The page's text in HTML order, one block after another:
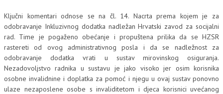
Ključni komentari odnose se na čl. 14. Nacrta prema kojem je za
odobravanje Inkluzivnog dodatka nadležan Hrvatski zavod za socijalni
rad. Time je pogaženo obećanje i propuštena prilika da se HZSR
rastereti od ovog administrativnog posla i da se nadležnost za
odobravanje dodatka vrati u sustav mirovinskog osiguranja.
Nezadovoljstvo radnika u sustavu je jako visoko jer osim korisnika
osobne invalidnine i doplatka za pomoć i njegu u ovaj sustav ponovno
ulaze nezaposlene osobe s invaliditetom i djeca korisnici uvećanog